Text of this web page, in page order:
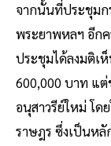
จากนั้นที่ประชุมก
พระยาพหลฯ อีก
ประชุมได้ลงมติเ
600,000 บาท แ
อนุสาวรีย์ใหม่ โ
ราษฎร ซึ่งเป็นห